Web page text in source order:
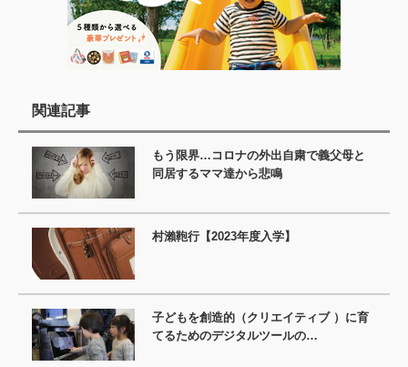
関連記事
もう限界…コロナの外出自粛で義父母と
同居するママ達から悲鳴
村瀨鞄行【2023年度入学】
子どもを創造的（クリエイティブ ）に育
てるためのデジタルツールの…